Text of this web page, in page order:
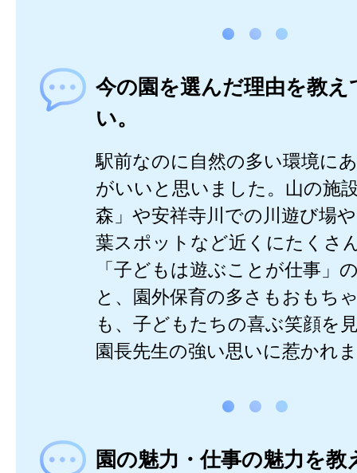
今の園を選んだ理由を教え
い。
駅前なのに自然の多い環境に
がいいと思いました。山の施
森」や安祥寺川での川遊び場
葉スポットなど近くにたくさ
「子どもは遊ぶことが仕事」
と、園外保育の多さもおもち
も、子どもたちの喜ぶ笑顔を
園長先生の強い思いに惹かれ
園の魅力・仕事の魅力を教